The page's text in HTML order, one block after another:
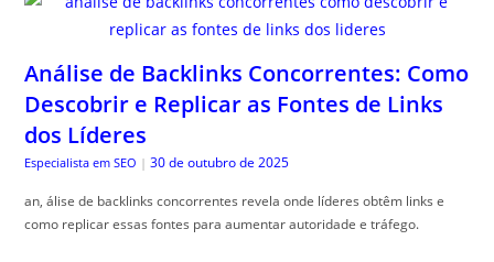
Análise de Backlinks Concorrentes: Como
Descobrir e Replicar as Fontes de Links
dos Líderes
Especialista em SEO | 30 de outubro de 2025
an, álise de backlinks concorrentes revela onde líderes obtêm links e
como replicar essas fontes para aumentar autoridade e tráfego.